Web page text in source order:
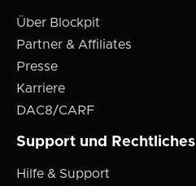
Über Blockpit
Partner & Affiliates
Presse
Karriere
DAC8/CARF
Support und Rechtliches
Hilfe & Support